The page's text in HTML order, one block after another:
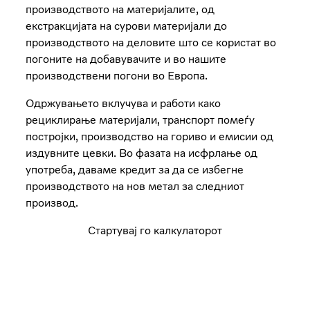
производството на материјалите, од
екстракцијата на сурови материјали до
производството на деловите што се користат во
погоните на добавувачите и во нашите
производствени погони во Европа.
Одржувањето вклучува и работи како
рециклирање материјали, транспорт помеѓу
постројки, производство на гориво и емисии од
издувните цевки. Во фазата на исфрлање од
употреба, даваме кредит за да се избегне
производството на нов метал за следниот
производ.
Стартувај го калкулаторот